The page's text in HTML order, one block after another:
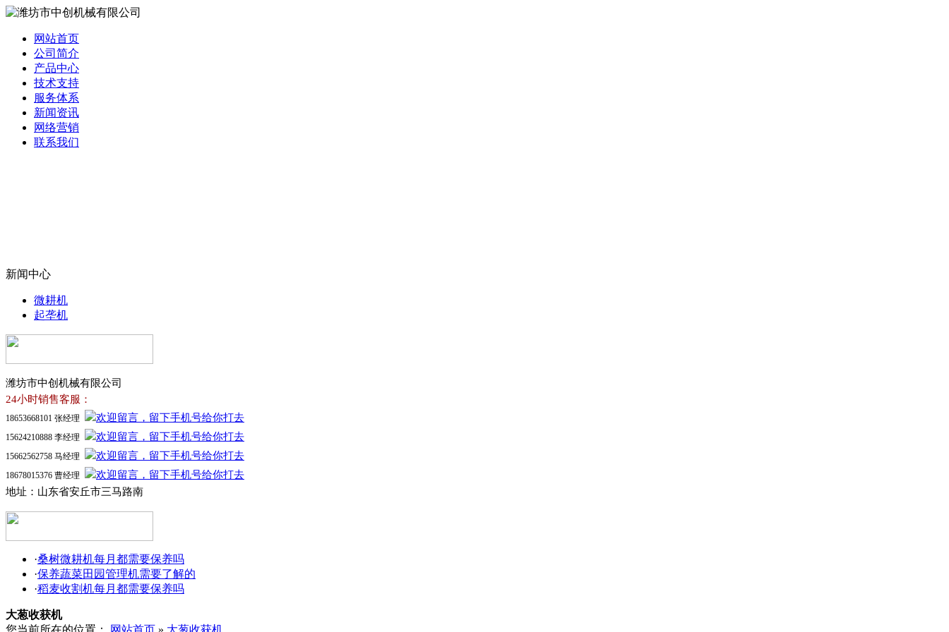
网站首页
公司简介
产品中心
技术支持
服务体系
新闻资讯
网络营销
联系我们
新闻中心
微耕机
起垄机
潍坊市中创机械有限公司
24小时销售客服：
18653668101 张经理
15624210888 李经理
15662562758 马经理
18678015376 曹经理
地址：山东省安丘市三马路南
·桑树微耕机每月都需要保养吗
·保养蔬菜田园管理机需要了解的
·稻麦收割机每月都需要保养吗
大葱收获机
您当前所在的位置：
网站首页 » 大葱收获机